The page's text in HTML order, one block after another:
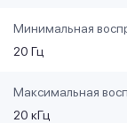
Минимальная
20 Гц
Максимальная
20 кГц